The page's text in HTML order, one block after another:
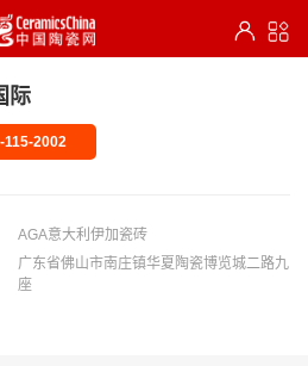
际
115-2002
AGA意大利伊加瓷砖
广东省佛山市南庄镇华夏陶瓷博览城二路九
座